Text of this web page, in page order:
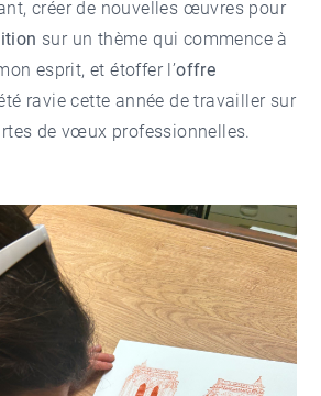
créer de nouvelles œuvres pour
sur un thème qui commence à
esprit, et étoffer l’offre
ravie cette année de travailler sur
de vœux professionnelles.